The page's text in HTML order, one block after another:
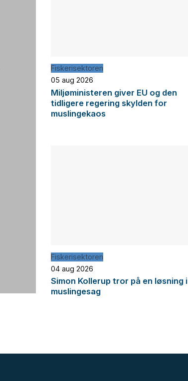
Fiskerisektoren
05 aug 2026
Miljøministeren giver EU og den
tidligere regering skylden for
muslingekaos
Fiskerisektoren
04 aug 2026
Simon Kollerup tror på en løsning i
muslingesag